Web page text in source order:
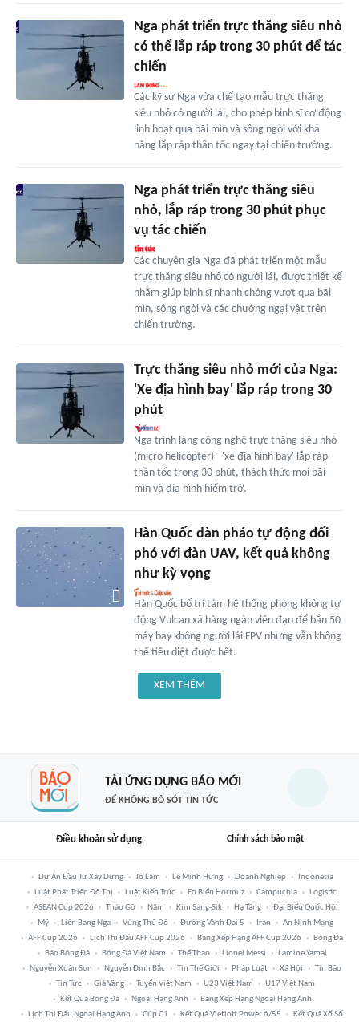
Nga phát triển trực thăng siêu nhỏ
có thể lắp ráp trong 30 phút để tác
chiến
Các kỹ sư Nga vừa chế tạo mẫu trực thăng
siêu nhỏ có người lái, cho phép binh sĩ cơ động
linh hoạt qua bãi mìn và sông ngòi với khả
năng lắp ráp thần tốc ngay tại chiến trường.
Nga phát triển trực thăng siêu
nhỏ, lắp ráp trong 30 phút phục
vụ tác chiến
Các chuyên gia Nga đã phát triển một mẫu
trực thăng siêu nhỏ có người lái, được thiết kế
nhằm giúp binh sĩ nhanh chóng vượt qua bãi
mìn, sông ngòi và các chướng ngại vật trên
chiến trường.
Trực thăng siêu nhỏ mới của Nga:
'Xe địa hình bay' lắp ráp trong 30
phút
Nga trình làng công nghệ trực thăng siêu nhỏ
(micro helicopter) - 'xe địa hình bay' lắp ráp
thần tốc trong 30 phút, thách thức mọi bãi
mìn và địa hình hiểm trở.
Hàn Quốc dàn pháo tự động đối
phó với đàn UAV, kết quả không
như kỳ vọng
Hàn Quốc bố trí tám hệ thống phòng không tự
động Vulcan xả hàng ngàn viên đạn để bắn 50
máy bay không người lái FPV nhưng vẫn không
thể tiêu diệt được hết.
XEM THÊM
TẢI ỨNG DỤNG BÁO MỚI
ĐỂ KHÔNG BỎ SÓT TIN TỨC
Điều khoản sử dụng Chính sách bảo mật
Dự Án Đầu Tư Xây Dựng Tô Lâm Lê Minh Hưng Doanh Nghiệp
Indonesia
Luật Phát Triển Đô Thị
Luật Kiến Trúc Eo Biển Hormuz Campuchia
Logistic
ASEAN Cup 2026
Tháo Gỡ Năm Kim Sang-Sik Hạ Tầng
Đại Biểu Quốc Hội
Mỹ
Liên Bang Nga Vùng Thủ Đô Đường Vành Đai 5 Iran
An Ninh Mạng
AFF Cup 2026
Lịch Thi Đấu AFF Cup 2026 Bảng Xếp Hạng AFF Cup 2026
Bóng Đá
Báo Bóng Đá
Bóng Đá Việt Nam Thể Thao Lionel Messi
Lamine Yamal
Nguyễn Xuân Son
Nguyễn Đình Bắc Tin Thế Giới Pháp Luật Xã Hội
Tin Bão
Tin Tức
Giá Vàng Tuyển Việt Nam U23 Việt Nam
U17 Việt Nam
Kết Quả Bóng Đá
Ngoại Hạng Anh
Bảng Xếp Hạng Ngoại Hạng Anh
Lịch Thi Đấu Ngoại Hạng Anh
Cúp C1 Kết Quả Vietlott Power 6/55 Kết Quả Xổ Số